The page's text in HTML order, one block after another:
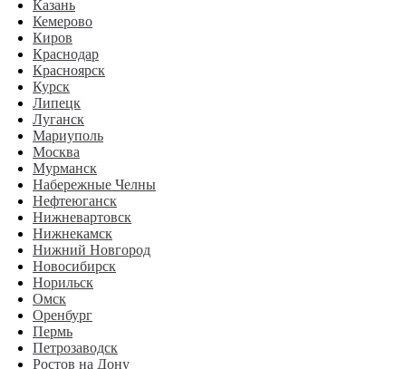
Казань
Кемерово
Киров
Краснодар
Красноярск
Курск
Липецк
Луганск
Мариуполь
Москва
Мурманск
Набережные Челны
Нефтеюганск
Нижневартовск
Нижнекамск
Нижний Новгород
Новосибирск
Норильск
Омск
Оренбург
Пермь
Петрозаводск
Ростов на Дону